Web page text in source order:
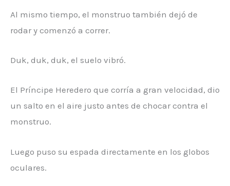
Al mismo tiempo, el monstruo también dejó de
rodar y comenzó a correr.
Duk, duk, duk, el suelo vibró.
El Príncipe Heredero que corría a gran velocidad, dio
un salto en el aire justo antes de chocar contra el
monstruo.
Luego puso su espada directamente en los globos
oculares.